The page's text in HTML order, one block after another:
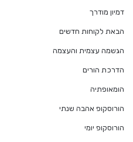
דמיון מודרך
הבאת לקוחות חדשים
הגשמה עצמית והעצמה
הדרכת הורים
הומאופתיה
הורוסקופ אהבה שנתי
הורוסקופ יומי